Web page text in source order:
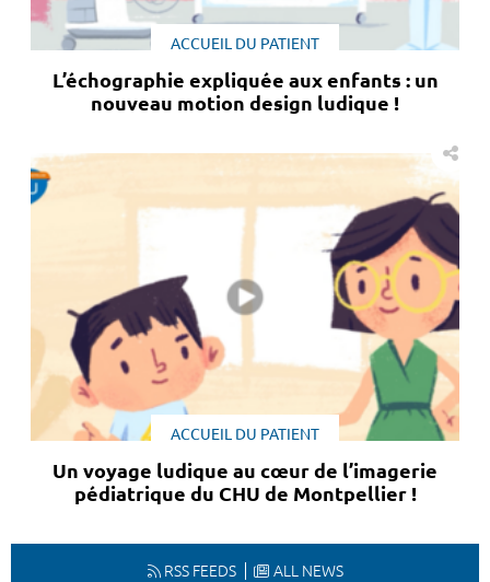
ACCUEIL DU PATIENT
L’échographie expliquée aux enfants : un
nouveau motion design ludique !
ACCUEIL DU PATIENT
Un voyage ludique au cœur de l’imagerie
pédiatrique du CHU de Montpellier !
RSS FEEDS ALL NEWS